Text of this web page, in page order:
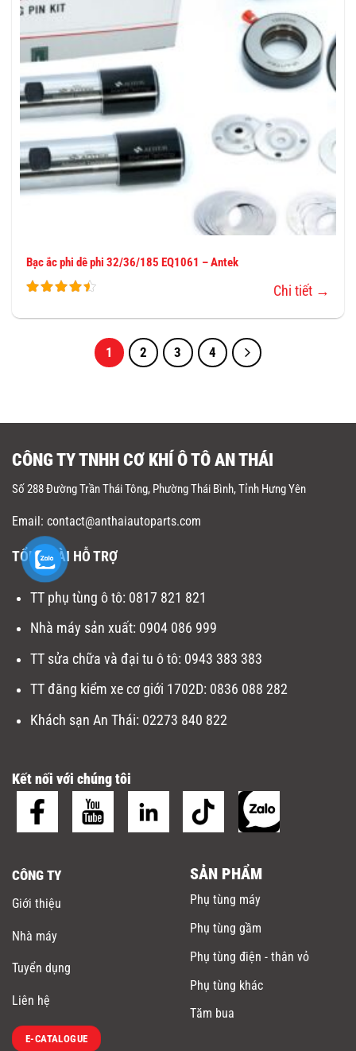
Bạc ắc phi dê phi 32/36/185 EQ1061 – Antek
Chi tiết →
1 2 3 4
CÔNG TY TNHH CƠ KHÍ Ô TÔ AN THÁI
Số 288 Đường Trần Thái Tông, Phường Thái Bình, Tỉnh Hưng Yên
Email: contact@anthaiautoparts.com
TỔNG ĐÀI HỖ TRỢ
TT phụ tùng ô tô: 0817 821 821
Nhà máy sản xuất: 0904 086 999
TT sửa chữa và đại tu ô tô: 0943 383 383
TT đăng kiểm xe cơ giới 1702D: 0836 088 282
Khách sạn An Thái: 02273 840 822
Kết nối với chúng tôi
CÔNG TY
Giới thiệu
Nhà máy
Tuyển dụng
Liên hệ
E-CATALOGUE
SẢN PHẨM
Phụ tùng máy
Phụ tùng gầm
Phụ tùng điện - thân vỏ
Phụ tùng khác
Tăm bua